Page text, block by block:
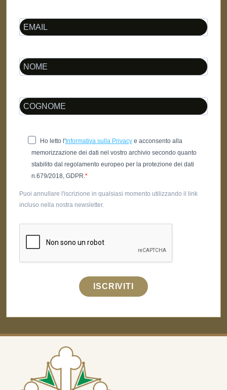
Ho letto l' Informativa sulla Privacy e acconsento alla
memorizzazione dei dati nel vostro archivio secondo quanto
stabilito dal regolamento europeo per la protezione dei dati
n.679/2018, GDPR.
Puoi annullare l'iscrizione in qualsiasi momento utilizzando il link
incluso nella nostra newsletter.
ISCRIVITI